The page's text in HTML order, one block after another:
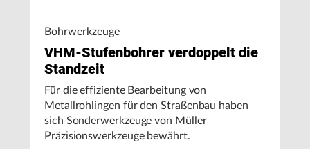
Bohrwerkzeuge
VHM-Stufenbohrer verdoppelt die
Standzeit
Für die effiziente Bearbeitung von
Metallrohlingen für den Straßenbau haben
sich Sonderwerkzeuge von Müller
Präzisionswerkzeuge bewährt.